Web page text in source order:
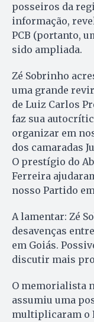
posseiros da
informação,
PCB (portanto,
sido ampliada.
Zé Sobrinho
uma grande
de Luiz Carlos
faz sua
organizar em
dos camaradas
O prestígio do
Ferreira
nosso Partido
A lamentar: Zé
desavenças
em Goiás.
discutir mais
O memorialista
assumiu uma
multiplicaram o